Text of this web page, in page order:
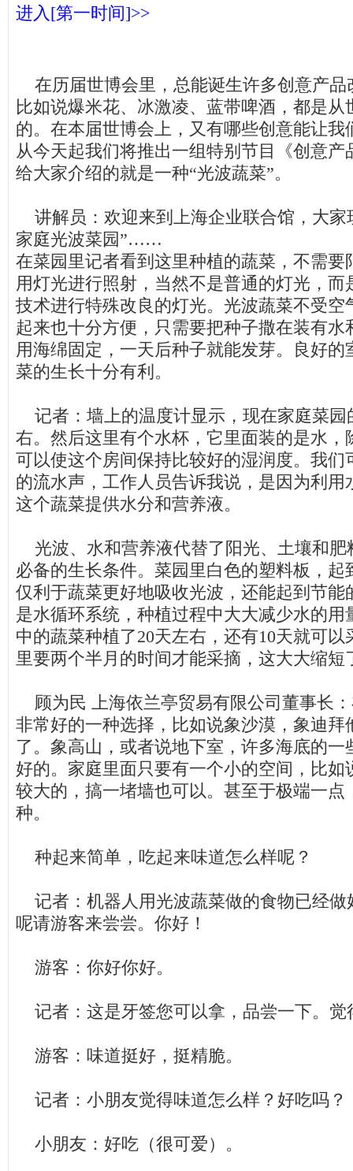
进入[第一时间]>>
在历届世博会里，总能诞生许多创意产品
比如说爆米花、冰激凌、蓝带啤酒，都是从
的。在本届世博会上，又有哪些创意能让我
从今天起我们将推出一组特别节目《创意产
给大家介绍的就是一种“光波蔬菜”。
讲解员：欢迎来到上海企业联合馆，大家
家庭光波菜园”……
在菜园里记者看到这里种植的蔬菜，不需要
用灯光进行照射，当然不是普通的灯光，而
技术进行特殊改良的灯光。光波蔬菜不受空
起来也十分方便，只需要把种子撒在装有水
用海绵固定，一天后种子就能发芽。良好的
菜的生长十分有利。
记者：墙上的温度计显示，现在家庭菜园
右。然后这里有个水杯，它里面装的是水，
可以使这个房间保持比较好的湿润度。我们
的流水声，工作人员告诉我说，是因为利用
这个蔬菜提供水分和营养液。
光波、水和营养液代替了阳光、土壤和肥
必备的生长条件。菜园里白色的塑料板，起
仅利于蔬菜更好地吸收光波，还能起到节能
是水循环系统，种植过程中大大减少水的用
中的蔬菜种植了20天左右，还有10天就可
里要两个半月的时间才能采摘，这大大缩短
顾为民 上海依兰亭贸易有限公司董事长
非常好的一种选择，比如说象沙漠，象迪拜
了。象高山，或者说地下室，许多海底的一
好的。家庭里面只要有一个小的空间，比如
较大的，搞一堵墙也可以。甚至于极端一点
种。
种起来简单，吃起来味道怎么样呢？
记者：机器人用光波蔬菜做的食物已经做
呢请游客来尝尝。你好！
游客：你好你好。
记者：这是牙签您可以拿，品尝一下。觉
游客：味道挺好，挺精脆。
记者：小朋友觉得味道怎么样？好吃吗？
小朋友：好吃（很可爱）。